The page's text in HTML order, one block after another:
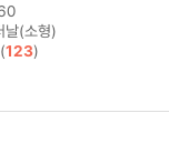
날(소형)
123)